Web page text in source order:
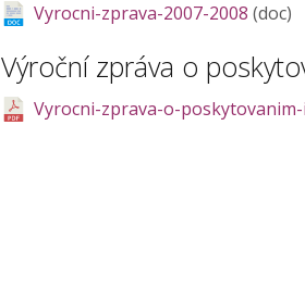
Vyrocni-zprava-2007-2008 (doc)
Výroční zpráva o
Vyrocni-zprava-o-